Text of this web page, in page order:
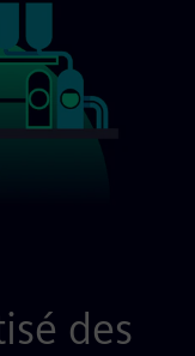
des